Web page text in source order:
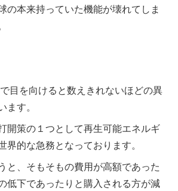
の本来持っていた機能が壊れてしま
目を向けると数えきれないほどの異
す。
開策の１つとして再生可能エネルギ
界的な急務となっております。
と、そもそもの費用が高額であった
低下であったりと購入される方が減